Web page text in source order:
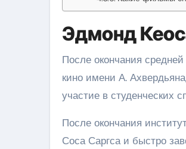
Эдмонд
После окончания
кино имени А.
участие в студенческих
После окончания
Соса Саргса и быстро